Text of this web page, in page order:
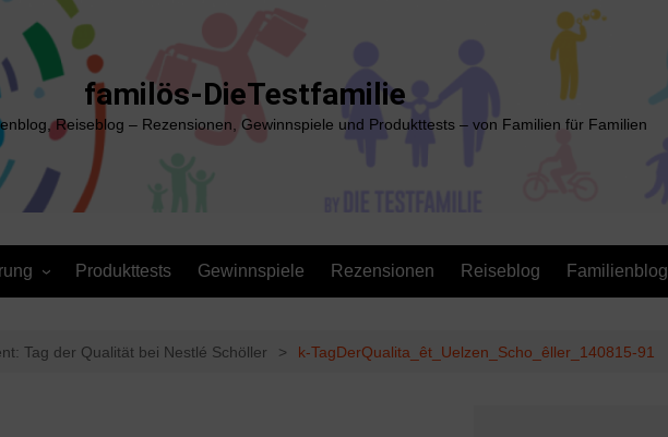
familös-DieTestfamilie
Reiseblog – Rezensionen, Gewinnspiele und Produkttests – von Familien für Familien
Produkttests Gewinnspiele Rezensionen Reiseblog Familienblog
Tag der Qualität bei Nestlé Schöller k-TagDerQualita_êt_Uelzen_Scho_êller_140815-91